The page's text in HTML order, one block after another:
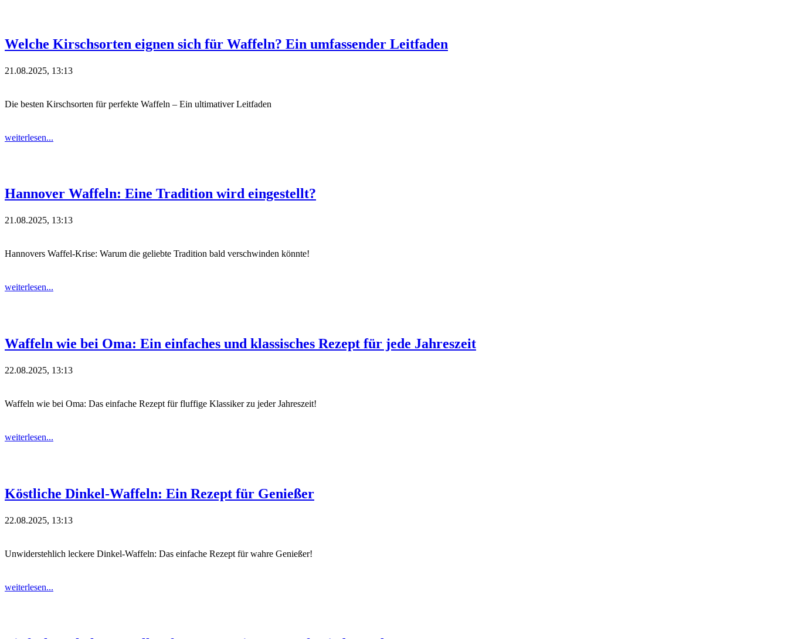
Welche Kirschsorten eignen sich für Waffeln? Ein umfassender Leitfaden
21.08.2025, 13:13
Die besten Kirschsorten für perfekte Waffeln – Ein ultimativer Leitfaden
weiterlesen...
Hannover Waffeln: Eine Tradition wird eingestellt?
21.08.2025, 13:13
Hannovers Waffel-Krise: Warum die geliebte Tradition bald verschwinden könnte!
weiterlesen...
Waffeln wie bei Oma: Ein einfaches und klassisches Rezept für jede Jahreszeit
22.08.2025, 13:13
Waffeln wie bei Oma: Das einfache Rezept für fluffige Klassiker zu jeder Jahreszeit!
weiterlesen...
Köstliche Dinkel-Waffeln: Ein Rezept für Genießer
22.08.2025, 13:13
Unwiderstehlich leckere Dinkel-Waffeln: Das einfache Rezept für wahre Genießer!
weiterlesen...